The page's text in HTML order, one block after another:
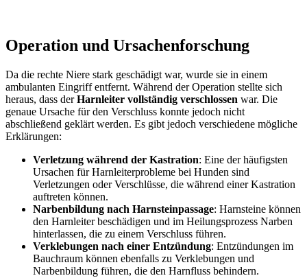
Operation und Ursachenforschung
Da die rechte Niere stark geschädigt war, wurde sie in einem
ambulanten Eingriff entfernt. Während der Operation stellte sich
heraus, dass derHarnleiter vollständig verschlossen war. Die
genaue Ursache für den Verschluss konnte jedoch nicht
abschließend geklärt werden. Es gibt jedoch verschiedene mögliche
Erklärungen:
Verletzung während der Kastration: Eine der häufigsten
Ursachen für Harnleiterprobleme bei Hunden sind
Verletzungen oder Verschlüsse, die während einer Kastration
auftreten können.
Narbenbildung nach Harnsteinpassage: Harnsteine können
den Harnleiter beschädigen und im Heilungsprozess Narben
hinterlassen, die zu einem Verschluss führen.
Verklebungen nach einer Entzündung: Entzündungen im
Bauchraum können ebenfalls zu Verklebungen und
Narbenbildung führen, die den Harnfluss behindern.